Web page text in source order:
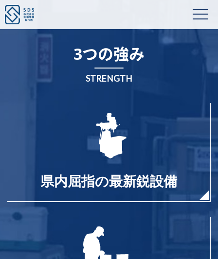
3つの強み
STRENGTH
県内屈指の最新鋭設備